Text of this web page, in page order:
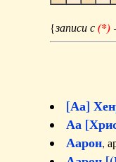
{записи с(*)
[Аа]
Аа
Аарон,